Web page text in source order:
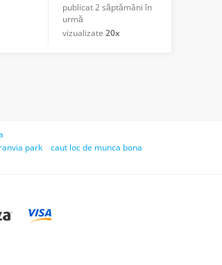
publicat2 săptămâni în
urmă
vizualizate 20x
park
caut loc de munca bona